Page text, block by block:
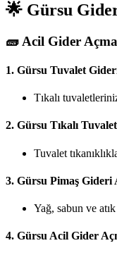
🌟 Gürsu
🧱 Acil Gider
1. Gürsu Tuvalet
Tıkalı
2. Gürsu Tıkalı
Tuvalet
3. Gürsu Pimaş
Yağ, sabun ve
4. Gürsu Acil Gider